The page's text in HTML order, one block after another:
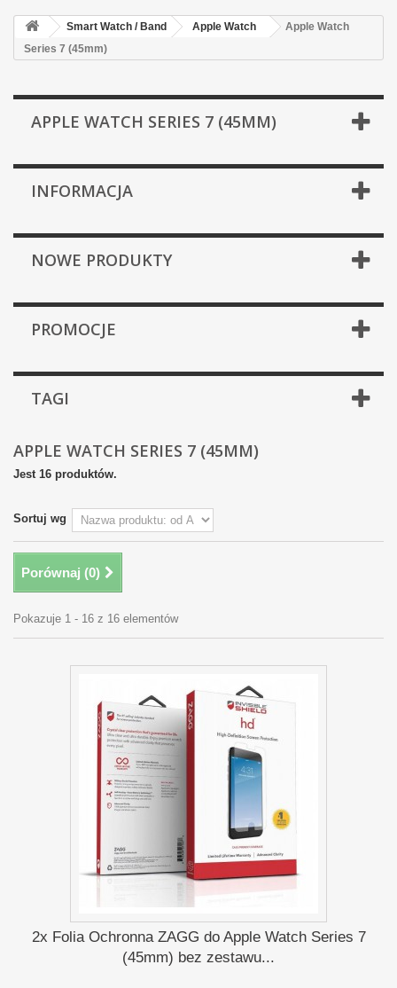
Smart Watch / Band Apple Watch
Apple Watch
Series 7 (45mm)
APPLE WATCH SERIES 7 (45MM)
INFORMACJA
NOWE PRODUKTY
PROMOCJE
TAGI
APPLE WATCH SERIES 7 (45MM)
Jest 16 produktów.
Sortuj wg
Porównaj (0)
Pokazuje 1 - 16 z 16 elementów
2x Folia Ochronna ZAGG do Apple Watch Series 7
(45mm) bez zestawu...